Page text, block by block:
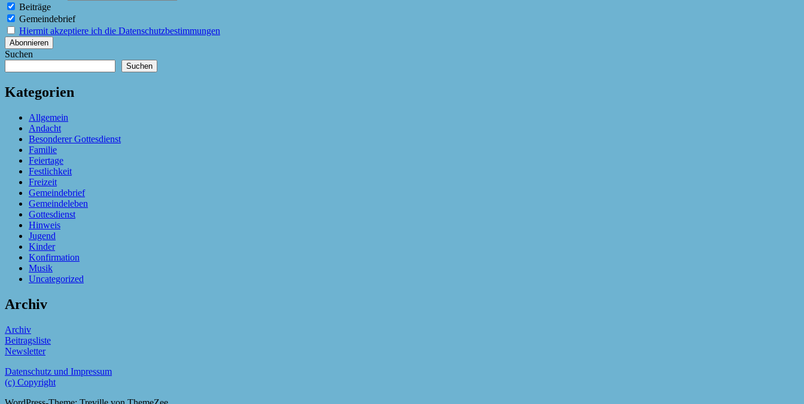
Beiträge
Gemeindebrief
Hiermit akzeptiere ich die Datenschutzbestimmungen
Suchen
Suchen
Kategorien
Allgemein
Andacht
Besonderer Gottesdienst
Familie
Feiertage
Festlichkeit
Freizeit
Gemeindebrief
Gemeindeleben
Gottesdienst
Hinweis
Jugend
Kinder
Konfirmation
Musik
Uncategorized
Archiv
Archiv
Beitragsliste
Newsletter
Datenschutz und Impressum
(c) Copyright